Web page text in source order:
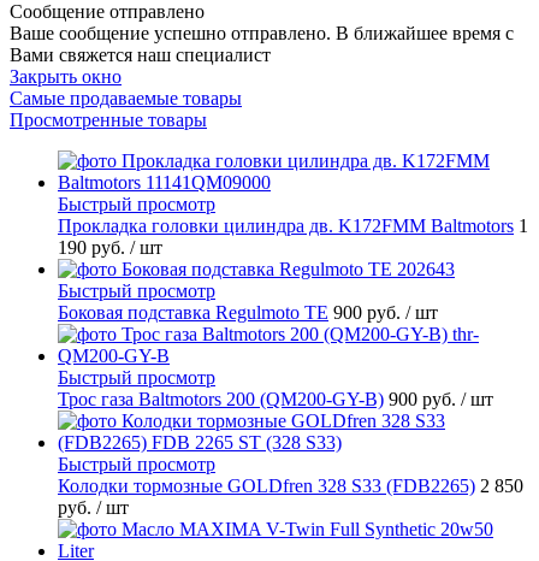
Сообщение отправлено
Ваше сообщение успешно отправлено. В ближайшее время с
Вами свяжется наш специалист
Закрыть окно
Самые продаваемые товары
Просмотренные товары
Быстрый просмотр
Прокладка головки цилиндра дв. K172FMM Baltmotors 1
190 руб. / шт
Быстрый просмотр
Боковая подставка Regulmoto TE 900 руб. / шт
Быстрый просмотр
Трос газа Baltmotors 200 (QM200-GY-B) 900 руб. / шт
Быстрый просмотр
Колодки тормозные GOLDfren 328 S33 (FDB2265) 2 850
руб. / шт